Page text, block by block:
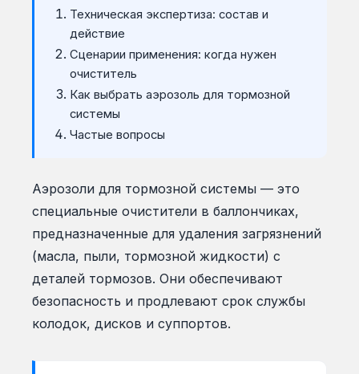
Техническая экспертиза: состав и
действие
Сценарии применения: когда нужен
очиститель
Как выбрать аэрозоль для тормозной
системы
Частые вопросы
Аэрозоли для тормозной системы — это
специальные очистители в баллончиках,
предназначенные для удаления загрязнений
(масла, пыли, тормозной жидкости) с
деталей тормозов. Они обеспечивают
безопасность и продлевают срок службы
колодок, дисков и суппортов.